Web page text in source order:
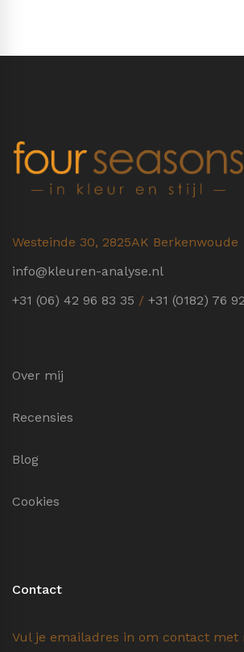
Westeinde 30, 2825AK Berkenwoude
info@kleuren-analyse.nl
+31 (06) 42 96 83 35 / +31 (0182) 76
Over mij
Recensies
Blog
Cookies
Contact
Vul je emailadres in om contact met